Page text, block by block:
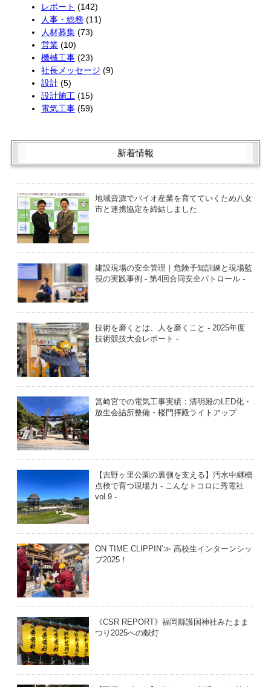
レポート (142)
人事・総務 (11)
人材募集(73)
営業(10)
機械工事(23)
社長メッセージ (9)
設計(5)
設計施工 (15)
電気工事(59)
新着情報
地域資源でバイオ産業を育てていくため八女
市と連携協定を締結しました
建設現場の安全管理｜危険予知訓練と現場監
視の実践事例 - 第4回合同安全パトロール -
技術を磨くとは、人を磨くこと - 2025年度
技術競技大会レポート -
筥崎宮での電気工事実績：清明殿のLED化・
放生会詰所整備・楼門拝殿ライトアップ
【吉野ヶ里公園の裏側を支える】汚水中継槽
点検で育つ現場力 - こんなトコロに秀電社
vol.9 -
ON TIME CLIPPIN’≫ 高校生インターンシッ
プ2025！
《CSR REPORT》福岡縣護国神社みたまま
つり2025への献灯